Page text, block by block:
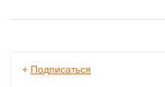
+ Подписаться